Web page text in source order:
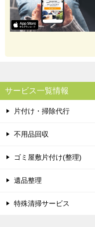
サービス一覧情報
片付け・掃除代行
不用品回収
ゴミ屋敷片付け(整理)
遺品整理
特殊清掃サービス